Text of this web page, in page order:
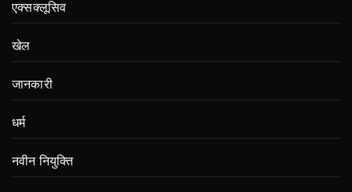
एक्सक्लूसिव
खेल
जानकारी
धर्म
नवीन नियुक्ति